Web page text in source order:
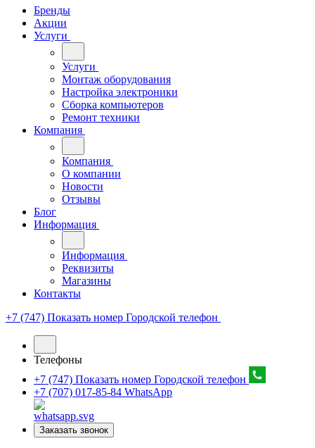
Бренды
Акции
Услуги
Услуги
Монтаж оборудования
Настройка электроники
Сборка компьютеров
Ремонт техники
Компания
Компания
О компании
Новости
Отзывы
Блог
Информация
Информация
Реквизиты
Магазины
Контакты
+7 (747) Показать номер Городской телефон
Телефоны
+7 (747) Показать номер Городской телефон
+7 (707) 017-85-84 WhatsApp
Заказать звонок